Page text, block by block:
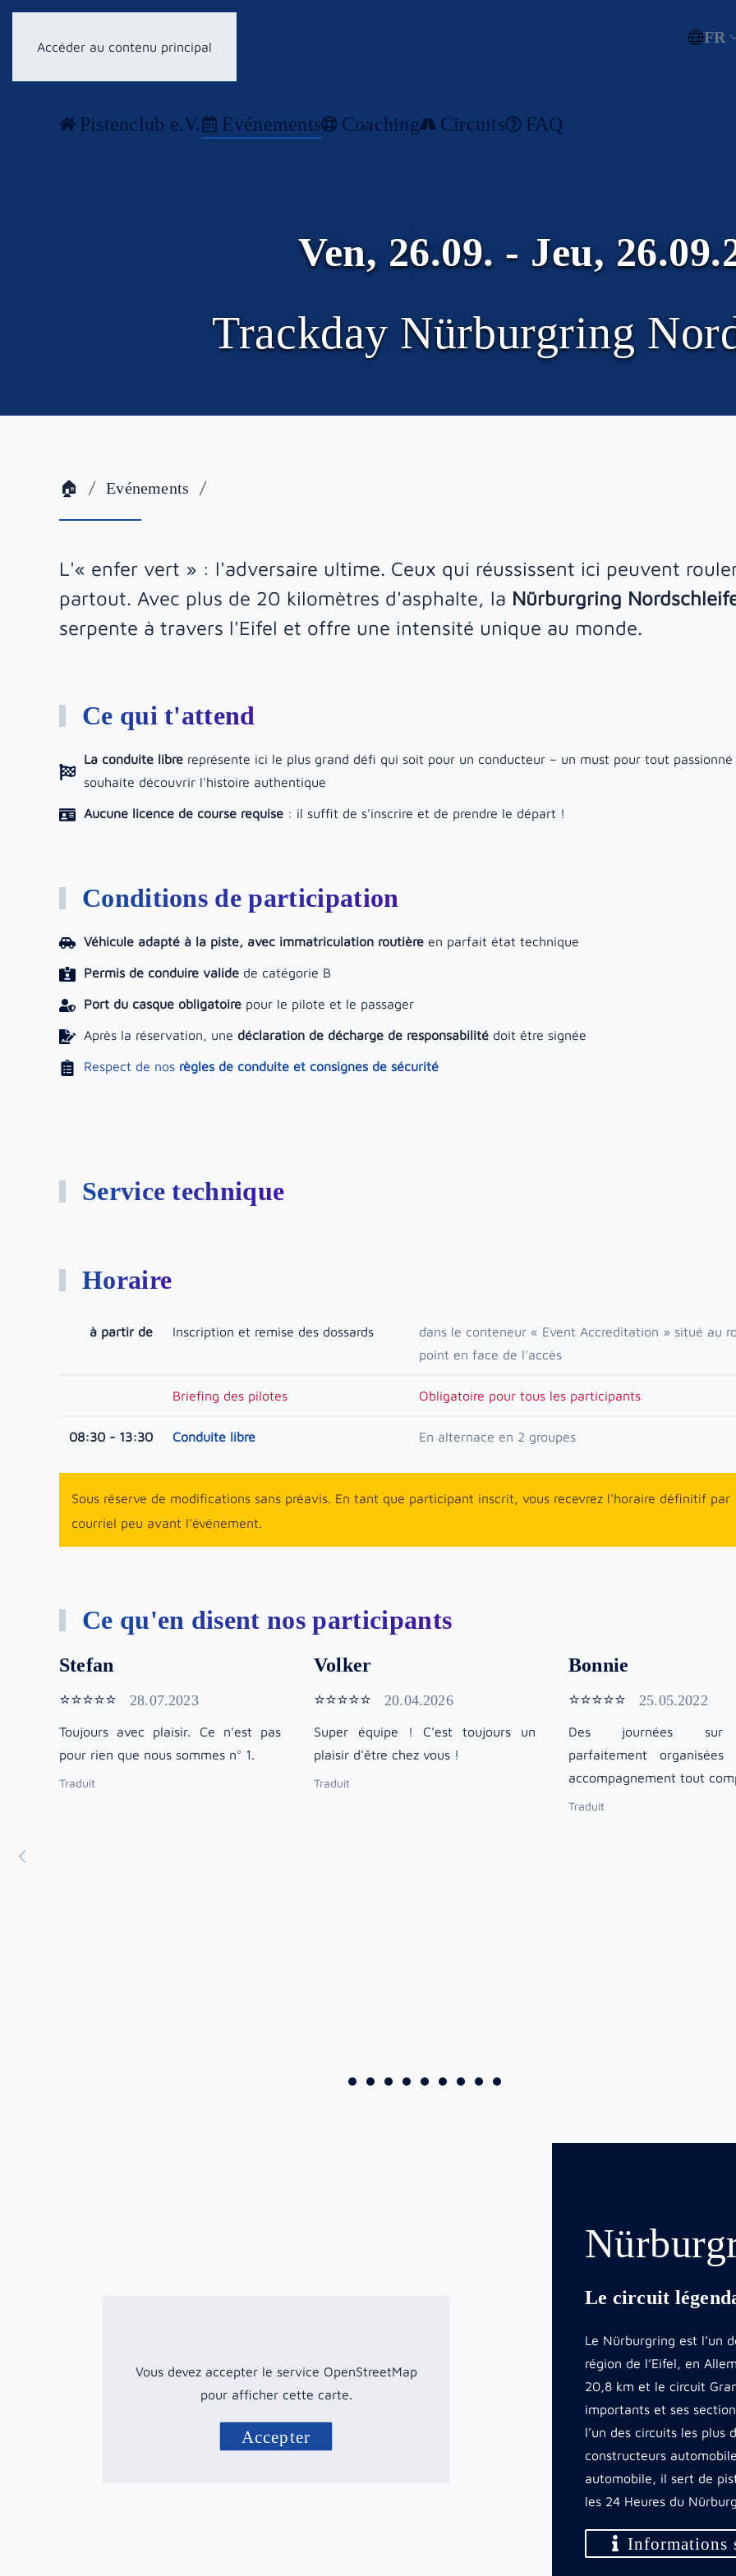
Accéder au contenu principal
FR
Pistenclub e.V. Evénements Coaching Circuits FAQ
Ven, 26.09. - Jeu,
Trackday Nürburgring
🏠 Evénements
L'« enfer vert » : l'adversaire ultime. Ceux qui réussissent ici peuvent
partout. Avec plus de 20 kilomètres d'asphalte, la Nürburgring
serpente à travers l'Eifel et offre une intensité unique au monde.
Ce qui t'attend
La conduite libre représente ici le plus grand défi qui soit pour un conducteur – un must pour tout passionné
souhaite découvrir l'histoire authentique
Aucune licence de course requise : il suffit de s'inscrire et de prendre le départ !
Conditions de participation
Véhicule adapté à la piste, avec immatriculation routière en parfait état technique
Permis de conduire valide de catégorie B
Port du casque obligatoire pour le pilote et le passager
Après la réservation, une déclaration de décharge de responsabilité doit être signée
Respect de nos règles de conduite et consignes de sécurité
Service technique
Horaire
à partir de Inscription et remise des dossards
dans le conteneur « Event Accreditation » situé au
point en face de l'accès
Briefing des pilotes Obligatoire pour tous les participants
08:30 - 13:30 Conduite libre En alternace en 2 groupes
Sous réserve de modifications sans préavis. En tant que participant inscrit, vous recevrez l'horaire définitif par
courriel peu avant l'événement.
Ce qu'en disent nos participants
Stefan
⭐⭐⭐⭐⭐ 28.07.2023
Toujours avec plaisir. Ce n'est pas
pour rien que nous sommes n° 1.
Traduit
Volker
⭐⭐⭐⭐⭐ 20.04.2026
Super équipe ! C'est toujours un
plaisir d'être chez vous !
Traduit
Bonnie
⭐⭐⭐⭐⭐ 25.05.2022
Des journées sur
parfaitement
accompagnement tout
Traduit
Vous devez accepter le service OpenStreetMap
pour afficher cette carte.
Accepter
Le circuit
Le Nürburgring est l’un
région de l’Eifel, en
20,8 km et le circuit
importants et ses
l’un des circuits les plus
constructeurs
automobile, il sert de
les 24 Heures du
Informations